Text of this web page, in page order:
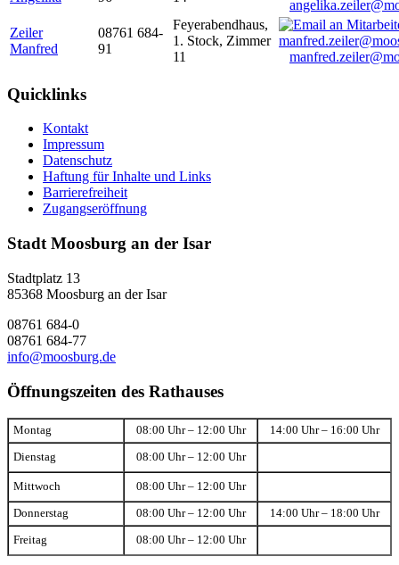
Zeiler
Manfred
08761 684-
91
Feyerabendhaus,
1. Stock, Zimmer
11
Quicklinks
Kontakt
Impressum
Datenschutz
Haftung für Inhalte und Links
Barrierefreiheit
Zugangseröffnung
Stadt Moosburg an der Isar
Stadtplatz 13
85368 Moosburg an der Isar
08761 684-0
08761 684-77
info@moosburg.de
Öffnungszeiten des Rathauses
Montag 08:00 Uhr – 12:00 Uhr 14:00 Uhr – 16:00 Uhr
Dienstag 08:00 Uhr – 12:00 Uhr
Mittwoch 08:00 Uhr – 12:00 Uhr
Donnerstag 08:00 Uhr – 12:00 Uhr 14:00 Uhr – 18:00 Uhr
Freitag 08:00 Uhr – 12:00 Uhr